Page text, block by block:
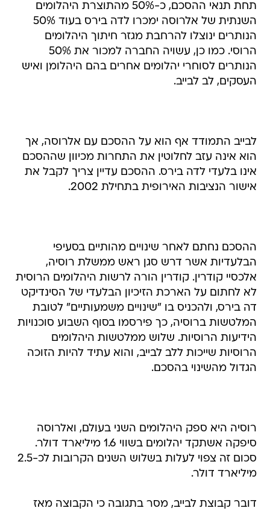
תחת תנאי ההסכם, כ-50% מהתוצרת היהלומים
השנתית של אלרוסה ימכרו לדה בירס בעוד 50%
הנותרים ינוצלו להרחבת מגזר חיתוך היהלומים
הרוסי. כמו כן, עשויה החברה למכור את 50%
הנותרים לסוחרי יהלומים אחרים בהם היהלומן ואיש
העסקים, לב לבייב.
לבייב התמודד אף הוא על ההסכם עם אלרוסה, אך
הוא אינה עזב לחלוטין את התחרות מכיוון שההסכם
אינו בלעדי לדה בירס. ההסכם עדיין צריך לקבל את
אישור הנציבות האירופית בתחילת 2002.
ההסכם נחתם לאחר שינויים מהותיים בסעיפי
הבלעדיות אשר דרש סגן ראש ממשלת רוסיה,
אלכסיי קודרין. קודרין הורה לרשות היהלומים הרוסית
לא לחתום על הארכת הזיכיון הבלעדי של הסינדיקט
דה בירס, ולהכניס בו "שינויים משמעותיים" לטובת
המלטשות ברוסיה, כך פירסמו בסוף השבוע סוכנויות
הידיעות הרוסיות. שלוש ממלטשות היהלומים
הרוסיות שייכות ללב לבייב, והוא עתיד להיות הזוכה
הגדול מהשינוי בהסכם.
רוסיה היא ספק היהלומים השני בעולם, ואלרוסה
סיפקה אשתקד יהלומים בשווי 1.6 מיליארד דולר.
סכום זה צפוי לעלות בשלוש השנים הקרובות לכ-2.5
מיליארד דולר.
דובר קבוצת לבייב, מסר בתגובה כי הקבוצה מאז